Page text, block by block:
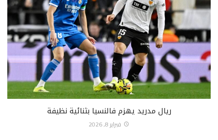
ريال مدريد يهزم فالنسيا بثنائية نظيفة
فبراير 8, 2026